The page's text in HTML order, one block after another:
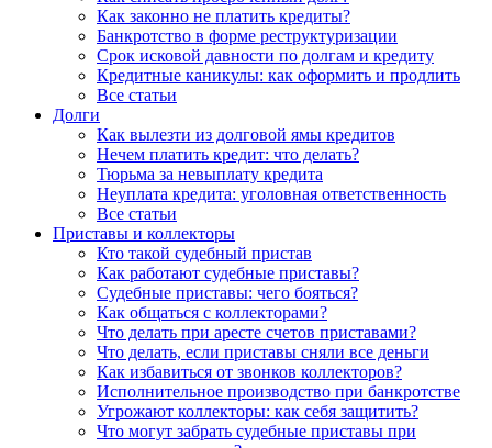
Как законно не платить кредиты?
Банкротство в форме реструктуризации
Срок исковой давности по долгам и кредиту
Кредитные каникулы: как оформить и продлить
Все статьи
Долги
Как вылезти из долговой ямы кредитов
Нечем платить кредит: что делать?
Тюрьма за невыплату кредита
Неуплата кредита: уголовная ответственность
Все статьи
Приставы и коллекторы
Кто такой судебный пристав
Как работают судебные приставы?
Судебные приставы: чего бояться?
Как общаться с коллекторами?
Что делать при аресте счетов приставами?
Что делать, если приставы сняли все деньги
Как избавиться от звонков коллекторов?
Исполнительное производство при банкротстве
Угрожают коллекторы: как себя защитить?
Что могут забрать судебные приставы при